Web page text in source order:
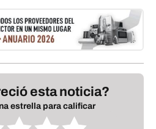
esta noticia?
estrella para calificar